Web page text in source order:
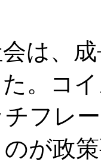
は、
。コ
フレ
が政